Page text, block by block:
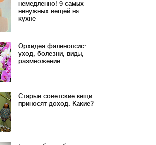
немедленно! 9 самых
ненужных вещей на
кухне
Орхидея фаленопсис:
уход, болезни, виды,
размножение
Старые советские вещи
приносят доход. Какие?